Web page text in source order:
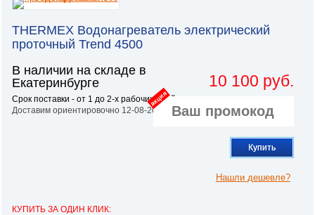
THERMEX Водонагреватель электрический
проточный Trend 4500
В наличии на складе в
Екатеринбурге
Срок поставки - от 1 до 2-х рабочих дней.
Доставим ориентировочно 12-08-2026
10 100 руб.
акция
Купить
Нашли дешевле?
КУПИТЬ ЗА ОДИН КЛИК: